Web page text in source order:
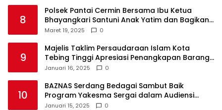
8
Polsek Pantai Cermin Bersama Ibu Ketua
Bhayangkari Santuni Anak Yatim dan Bagikan
Takjil
Maret 19, 2025 0
9
Majelis Taklim Persaudaraan Islam Kota
Tebing Tinggi Apresiasi Penangkapan Barang
Haram
Januari 16, 2025 0
10
BAZNAS Serdang Bedagai Sambut Baik
Program Yakesma Sergai dalam Audiensi
Perkenalan Pengurus Baru
Januari 15, 2025 0